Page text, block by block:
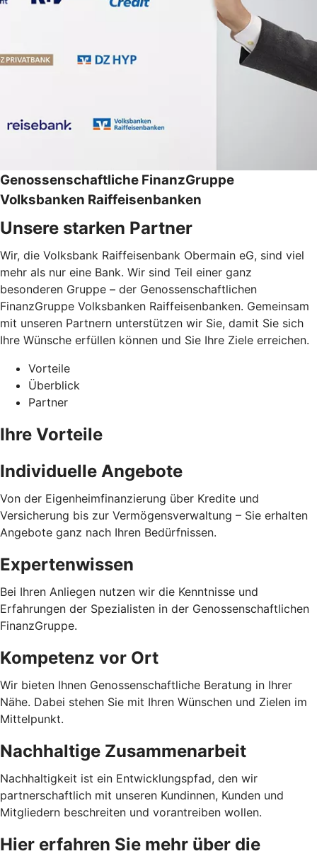
Genossenschaftliche FinanzGruppe
Volksbanken Raiffeisenbanken
Unsere starken Partner
Wir, die Volksbank Raiffeisenbank Obermain eG, sind viel
mehr als nur eine Bank. Wir sind Teil einer ganz
besonderen Gruppe – der Genossenschaftlichen
FinanzGruppe Volksbanken Raiffeisenbanken. Gemeinsam
mit unseren Partnern unterstützen wir Sie, damit Sie sich
Ihre Wünsche erfüllen können und Sie Ihre Ziele erreichen.
Vorteile
Überblick
Partner
Ihre Vorteile
Individuelle Angebote
Von der Eigenheimfinanzierung über Kredite und
Versicherung bis zur Vermögensverwaltung – Sie erhalten
Angebote ganz nach Ihren Bedürfnissen.
Expertenwissen
Bei Ihren Anliegen nutzen wir die Kenntnisse und
Erfahrungen der Spezialisten in der Genossenschaftlichen
FinanzGruppe.
Kompetenz vor Ort
Wir bieten Ihnen Genossenschaftliche Beratung in Ihrer
Nähe. Dabei stehen Sie mit Ihren Wünschen und Zielen im
Mittelpunkt.
Nachhaltige Zusammenarbeit
Nachhaltigkeit ist ein Entwicklungspfad, den wir
partnerschaftlich mit unseren Kundinnen, Kunden und
Mitgliedern beschreiten und vorantreiben wollen.
Hier erfahren Sie mehr über die